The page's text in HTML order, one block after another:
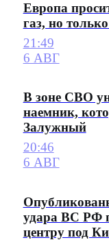
Европа
газ, но
21:49
6 АВГ
В зоне СВО
наемник,
Залужный
20:46
6 АВГ
удара ВС РФ
центру под